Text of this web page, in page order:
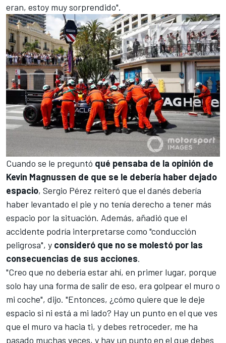
eran, estoy muy sorprendido".
Cuando se le preguntó qué pensaba de la opinión de
Kevin Magnussen de que se le debería haber dejado
espacio, Sergio Pérez reiteró que el danés debería
haber levantado el pie y no tenía derecho a tener más
espacio por la situación. Además, añadió que el
accidente podría interpretarse como "conducción
peligrosa", y consideró que no se molestó por las
consecuencias de sus acciones.
"Creo que no debería estar ahí, en primer lugar, porque
solo hay una forma de salir de eso, era golpear el muro o
mi coche", dijo. "Entonces, ¿cómo quiere que le deje
espacio si ni está a mi lado? Hay un punto en el que ves
que el muro va hacia ti, y debes retroceder, me ha
pasado muchas veces, y hay un punto en el que debes